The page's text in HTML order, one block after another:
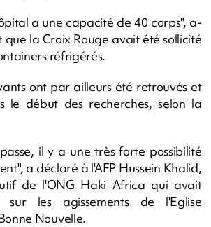
a une capacité de 40 corps", a-
que la Croix Rouge avait été sollicité
réfrigérés.
ont par ailleurs été retrouvés et
le début des recherches, selon la
il y a une très forte possibilité
a déclaré à l'AFP Hussein Khalid,
de l'ONG Haki Africa qui avait
les agissements de l'Eglise
Nouvelle.